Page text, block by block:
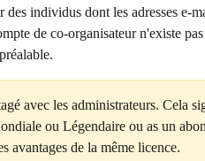
individus dont les adresses e-
de co-organisateur n'existe
avec les administrateurs. Cela
ou Légendaire ou as un
avantages de la même licence.